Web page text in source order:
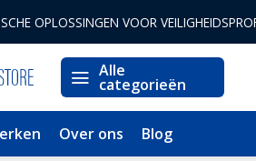
OPLOSSINGEN VOOR
Alle
categorieën
Over ons Blog